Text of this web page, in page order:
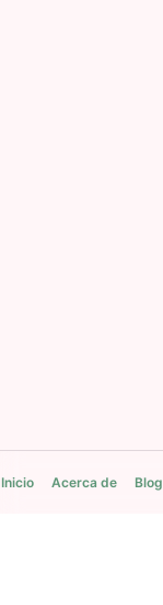
Inicio Acerca de Blog